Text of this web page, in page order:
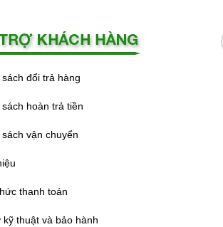
đổi trả hàng
hoàn trả tiền
vận chuyển
thanh toán
kỹ thuật và bảo hành